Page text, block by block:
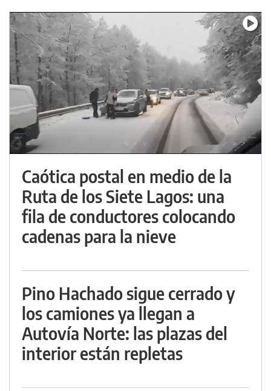
Caótica postal en medio de la
Ruta de los Siete Lagos: una
fila de conductores colocando
cadenas para la nieve
Pino Hachado sigue cerrado y
los camiones ya llegan a
Autovía Norte: las plazas del
interior están repletas